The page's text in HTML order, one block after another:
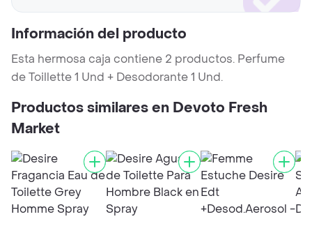
Información del producto
Esta hermosa caja contiene 2 productos. Perfume
de Toillette 1 Und + Desodorante 1 Und.
Productos similares en Devoto Fresh
Market